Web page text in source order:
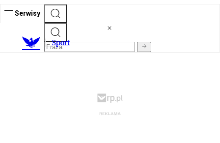
Serwisy
Sport